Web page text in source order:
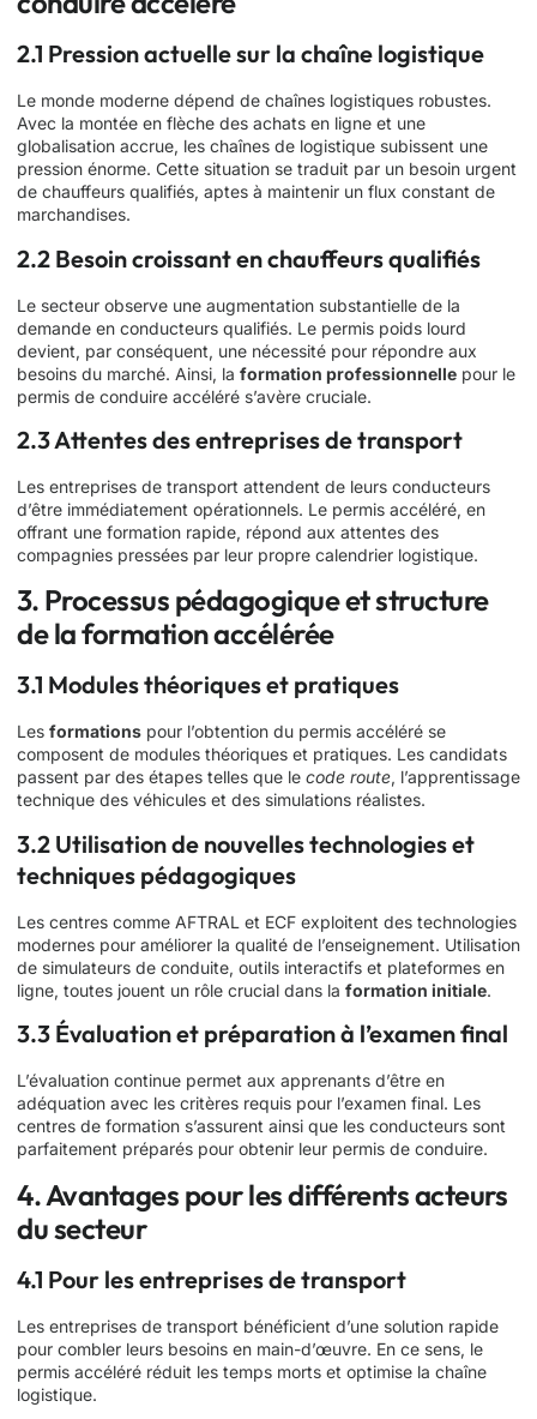
2.1 Pression actuelle sur la chaîne logistique
Le monde moderne dépend de chaînes logistiques robustes.
Avec la montée en flèche des achats en ligne et une
globalisation accrue, les chaînes de logistique subissent une
pression énorme. Cette situation se traduit par un besoin urgent
de chauffeurs qualifiés, aptes à maintenir un flux constant de
marchandises.
2.2 Besoin croissant en chauffeurs qualifiés
Le secteur observe une augmentation substantielle de la
demande en conducteurs qualifiés. Le permis poids lourd
devient, par conséquent, une nécessité pour répondre aux
besoins du marché. Ainsi, la formation professionnelle pour le
permis de conduire accéléré s’avère cruciale.
2.3 Attentes des entreprises de transport
Les entreprises de transport attendent de leurs conducteurs
d’être immédiatement opérationnels. Le permis accéléré, en
offrant une formation rapide, répond aux attentes des
compagnies pressées par leur propre calendrier logistique.
3. Processus pédagogique et structure
de la formation accélérée
3.1 Modules théoriques et pratiques
Les formations pour l’obtention du permis accéléré se
composent de modules théoriques et pratiques. Les candidats
passent par des étapes telles que le code route, l’apprentissage
technique des véhicules et des simulations réalistes.
3.2 Utilisation de nouvelles technologies et
techniques pédagogiques
Les centres comme AFTRAL et ECF exploitent des technologies
modernes pour améliorer la qualité de l’enseignement. Utilisation
de simulateurs de conduite, outils interactifs et plateformes en
ligne, toutes jouent un rôle crucial dans la formation initiale.
3.3 Évaluation et préparation à l’examen final
L’évaluation continue permet aux apprenants d’être en
adéquation avec les critères requis pour l’examen final. Les
centres de formation s’assurent ainsi que les conducteurs sont
parfaitement préparés pour obtenir leur permis de conduire.
4. Avantages pour les différents acteurs
du secteur
4.1 Pour les entreprises de transport
Les entreprises de transport bénéficient d’une solution rapide
pour combler leurs besoins en main-d’œuvre. En ce sens, le
permis accéléré réduit les temps morts et optimise la chaîne
logistique.